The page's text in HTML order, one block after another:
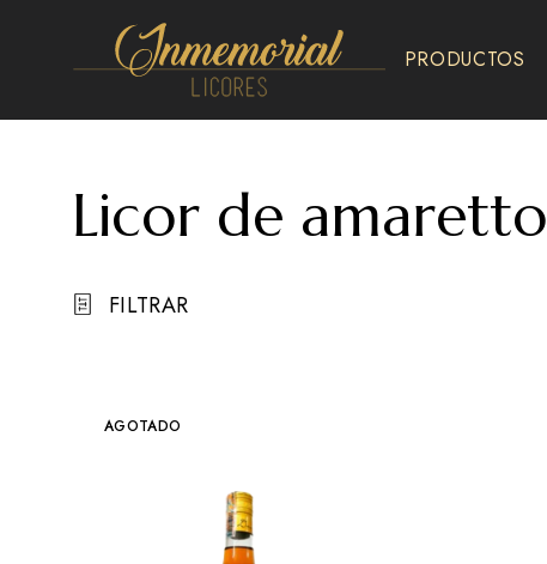
Licores
PRODUCTOS
Licor de amaretto
FILTRAR
AGOTADO